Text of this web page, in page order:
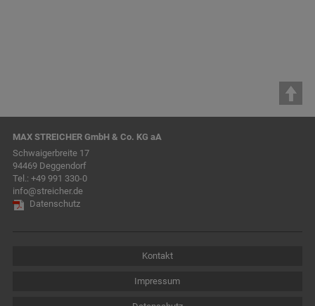
MAX STREICHER GmbH & Co. KG aA
Schwaigerbreite 17
94469 Deggendorf
Tel.: +49 991 330-0
info@streicher.de
Datenschutz
Kontakt
Impressum